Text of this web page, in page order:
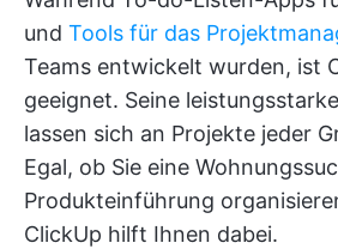
und Tools für das
Teams entwickelt wurden, ist
geeignet. Seine
lassen sich an Projekte jeder
Egal, ob Sie eine
Produkteinführung
ClickUp hilft Ihnen dabei.